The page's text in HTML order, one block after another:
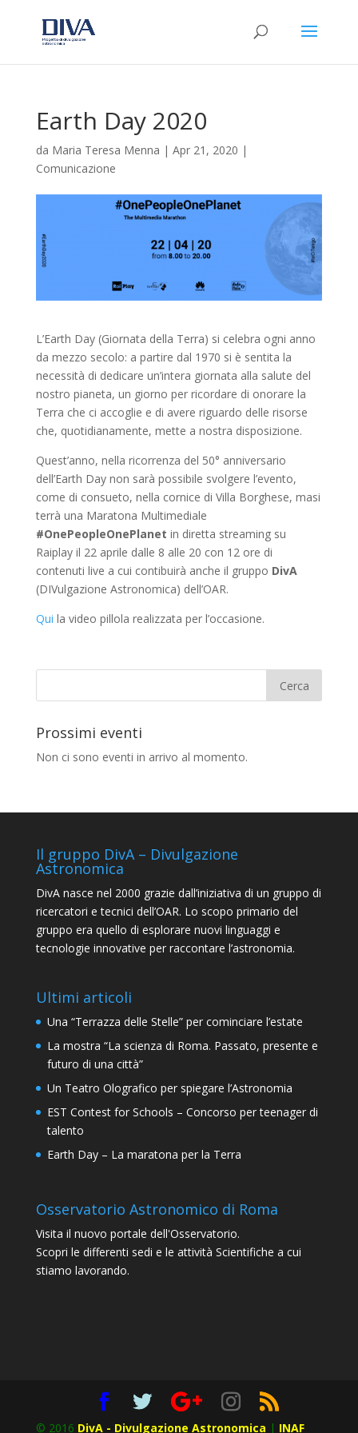
Earth Day 2020
da Maria Teresa Menna | Apr 21, 2020 |
Comunicazione
L’Earth Day (Giornata della Terra) si celebra ogni anno
da mezzo secolo: a partire dal 1970 si è sentita la
necessità di dedicare un’intera giornata alla salute del
nostro pianeta, un giorno per ricordare di onorare la
Terra che ci accoglie e di avere riguardo delle risorse
che, quotidianamente, mette a nostra disposizione.
Quest’anno, nella ricorrenza del 50° anniversario
dell’Earth Day non sarà possibile svolgere l’evento,
come di consueto, nella cornice di Villa Borghese, masi
terrà una Maratona Multimediale
#OnePeopleOnePlanet in diretta streaming su
Raiplay il 22 aprile dalle 8 alle 20 con 12 ore di
contenuti live a cui contibuirà anche il gruppo DivA
(DIVulgazione Astronomica) dell’OAR.
Qui la video pillola realizzata per l’occasione.
Prossimi eventi
Non ci sono eventi in arrivo al momento.
Il gruppo DivA – Divulgazione
Astronomica
DivA nasce nel 2000 grazie dall’iniziativa di un gruppo di
ricercatori e tecnici dell’OAR. Lo scopo primario del
gruppo era quello di esplorare nuovi linguaggi e
tecnologie innovative per raccontare l’astronomia.
Ultimi articoli
Una “Terrazza delle Stelle” per cominciare l’estate
La mostra “La scienza di Roma. Passato, presente e
futuro di una città”
Un Teatro Olografico per spiegare l’Astronomia
EST Contest for Schools – Concorso per teenager di
talento
Earth Day – La maratona per la Terra
Osservatorio Astronomico di Roma
Visita il nuovo portale dell'Osservatorio.
Scopri le differenti sedi e le attività Scientifiche a cui
stiamo lavorando.
© 2016 DivA - Divulgazione Astronomica | INAF